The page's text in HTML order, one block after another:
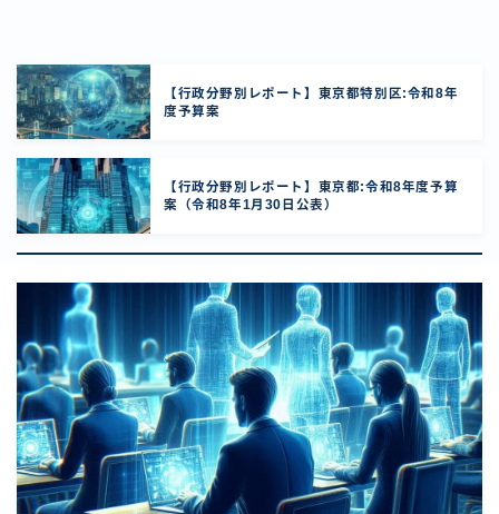
【行政分野別レポート】東京都特別区:令和8年
度予算案
【行政分野別レポート】東京都:令和8年度予算
案（令和8年1月30日公表）